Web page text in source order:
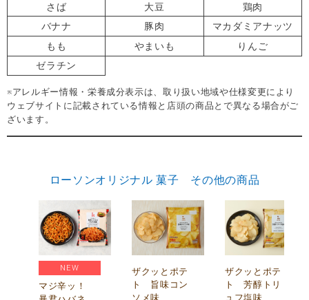
さば
大豆
鶏肉
バナナ
豚肉
マカダミアナッツ
もも
やまいも
りんご
ゼラチン
※アレルギー情報・栄養成分表示は、取り扱い地域や仕様変更により
ウェブサイトに記載されている情報と店頭の商品とで異なる場合がご
ざいます。
ローソンオリジナル 菓子 その他の商品
NEW
マジ辛ッ！
ザクッとポテ
ト 旨味コン
ソメ味
ザクッとポテ
ト 芳醇トリ
ュフ塩味